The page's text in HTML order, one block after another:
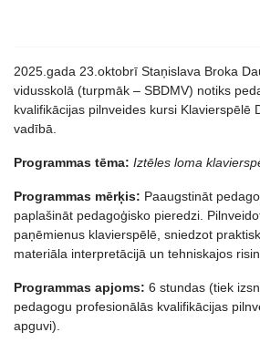
2025.gada 23.oktobrī Staņislava Broka
vidusskolā (turpmāk – SBDMV) notiks
kvalifikācijas pilnveides kursi Klavierspēlē
vadībā.
Programmas tēma: Iztēles loma
Programmas mērķis: Paaugstināt
paplašināt pedagoģisko pieredzi.
paņēmienus klavierspēlē, sniedzot
materiāla interpretācijā un tehniskajos
Programmas apjoms: 6 stundas (tiek
pedagogu profesionālās kvalifikācijas
apguvi).